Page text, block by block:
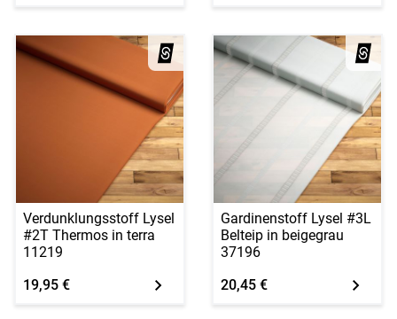
Verdunklungsstoff Lysel
#2T Thermos in terra
11219
19,95 €
Gardinenstoff Lysel #3L
Belteip in beigegrau
37196
20,45 €